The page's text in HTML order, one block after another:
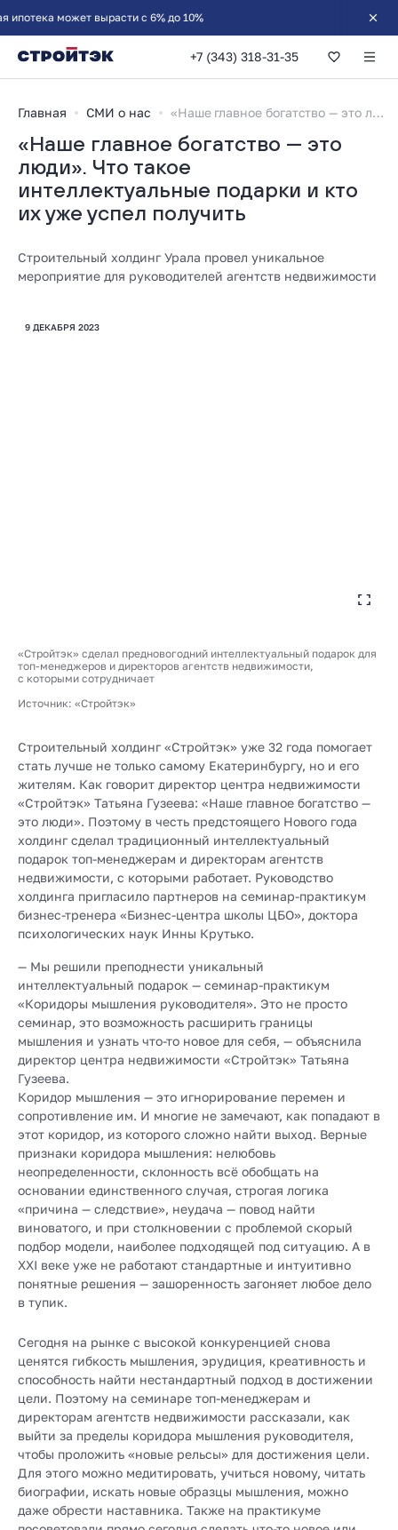
+7 (343) 318-31-35
Главная СМИ о нас «Наше главное богатство — это люди». Что такое интеллектуальные подарки и кто их уже успел получить
«Наше главное богатство — это
люди». Что такое
интеллектуальные подарки и кто
их уже успел получить
Строительный холдинг Урала провел уникальное
мероприятие для руководителей агентств недвижимости
9 ДЕКАБРЯ 2023
«Стройтэк» сделал предновогодний интеллектуальный подарок для
топ-менеджеров и директоров агентств недвижимости,
с которыми сотрудничает
Источник: «Стройтэк»
Строительный холдинг «Стройтэк» уже 32 года помогает
стать лучше не только самому Екатеринбургу, но и его
жителям. Как говорит директор центра недвижимости
«Стройтэк» Татьяна Гузеева: «Наше главное богатство —
это люди». Поэтому в честь предстоящего Нового года
холдинг сделал традиционный интеллектуальный
подарок топ-менеджерам и директорам агентств
недвижимости, с которыми работает. Руководство
холдинга пригласило партнеров на семинар-практикум
бизнес-тренера «Бизнес-центра школы ЦБО», доктора
психологических наук Инны Крутько.
— Мы решили преподнести уникальный
интеллектуальный подарок — семинар-практикум
«Коридоры мышления руководителя». Это не просто
семинар, это возможность расширить границы
мышления и узнать что-то новое для себя, — объяснила
директор центра недвижимости «Стройтэк» Татьяна
Гузеева.
Коридор мышления — это игнорирование перемен и
сопротивление им. И многие не замечают, как попадают в
этот коридор, из которого сложно найти выход. Верные
признаки коридора мышления: нелюбовь
неопределенности, склонность всё обобщать на
основании единственного случая, строгая логика
«причина — следствие», неудача — повод найти
виноватого, и при столкновении с проблемой скорый
подбор модели, наиболее подходящей под ситуацию. А в
XXI веке уже не работают стандартные и интуитивно
понятные решения — зашоренность загоняет любое дело
в тупик.
Сегодня на рынке с высокой конкуренцией снова
ценятся гибкость мышления, эрудиция, креативность и
способность найти нестандартный подход в достижении
цели. Поэтому на семинаре топ-менеджерам и
директорам агентств недвижимости рассказали, как
выйти за пределы коридора мышления руководителя,
чтобы проложить «новые рельсы» для достижения цели.
Для этого можно медитировать, учиться новому, читать
биографии, искать новые образцы мышления, можно
даже обрести наставника. Также на практикуме